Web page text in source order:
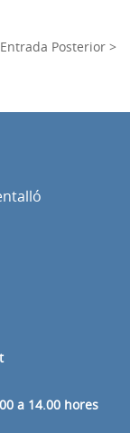
Entrada Posterior >
a 14.00 hores